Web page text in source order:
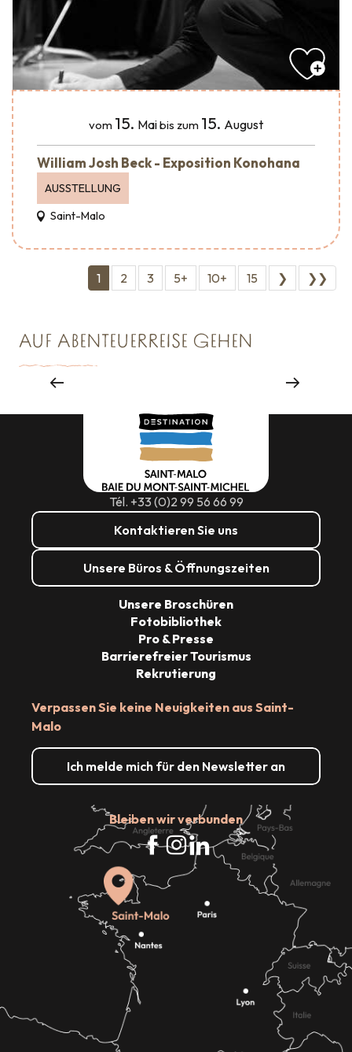
vom 15. Maibis zum 15. August
William Josh Beck - Exposition Konohana
AUSSTELLUNG
Saint-Malo
1 2 3 5+ 10+ 15 ❯ ❯❯
AUF ABENTEUERREISE GEHEN
Tél. +33 (0)2 99 56 66 99
Kontaktieren Sie uns
Unsere Büros & Öffnungszeiten
Verpassen Sie keine Neuigkeiten aus Saint-
Malo
Ich melde mich für den Newsletter an
Bleiben wir verbunden
Unsere Broschüren
Fotobibliothek
Pro & Presse
Barrierefreier Tourismus
Rekrutierung